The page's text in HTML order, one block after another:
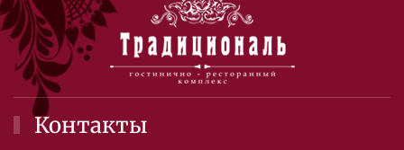
Контакты